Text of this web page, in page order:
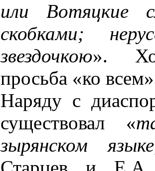
или Вотяцкие
скобками;
звездочкою».
просьба «ко
Наряду с
существовал «
зырянском языке